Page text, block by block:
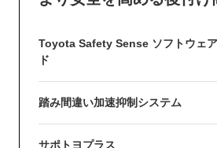
Toyota Safety Sense ソフトウェ
ド
踏み間違い加速抑制システム
サポトヨプラス